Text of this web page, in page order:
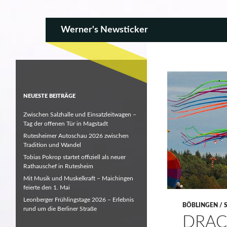
Werner's Newsticker
BÖBLINGEN /
NEUESTE BEITRÄGE
Zwischen Salzhalle und Einsatzleitwagen –
Tag der offenen Tür in Magstadt
Rutesheimer Autoschau 2026 zwischen
Tradition und Wandel
Tobias Pokrop startet offiziell als neuer
Rathauschef in Rutesheim
Mit Musik und Muskelkraft – Maichingen
feierte den 1. Mai
Leonberger Frühlingstage 2026 – Erlebnis
rund um die Berliner Straße